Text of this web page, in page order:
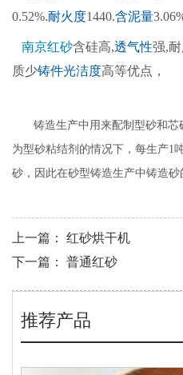
0.52%.耐火度1440.含泥量
南京红砂含硅高,透气性强,
质少铸件光洁度高等优点，
铸造生产中用来配制型砂和芯
为型砂粘结剂的情况下，每生产1
砂，因此在砂型铸造生产中铸造砂
上一篇： 红砂烘干机
下一篇： 普通红砂
推荐产品